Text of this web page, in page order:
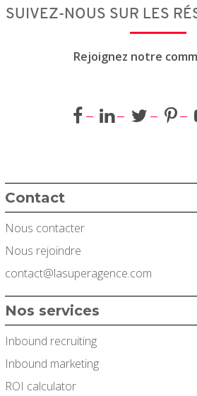
SUIVEZ-NOUS SUR LES
Rejoignez notre
Contact
Nous contacter
Nous rejoindre
contact@lasuperagence.com
Nos services
Inbound recruiting
Inbound marketing
ROI calculator